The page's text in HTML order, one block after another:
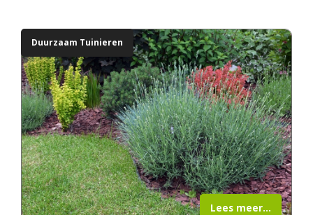
Duurzaam Tuinieren
Lees meer...